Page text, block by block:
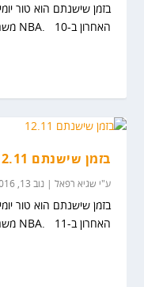
בזמן שישנתם הוא טור
האחרון ב-NBA. 10 משחקים היו הלילה...
בזמן שישנתם 12.11
ע"י שגיא רפאל |נוב 13, 2016
בזמן שישנתם הוא טור
האחרון ב-NBA. 11 משחקים הלילה...